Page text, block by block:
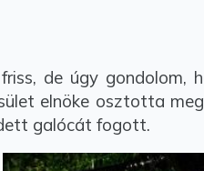
de úgy gondolom,
elnöke osztotta
galócát fogott.